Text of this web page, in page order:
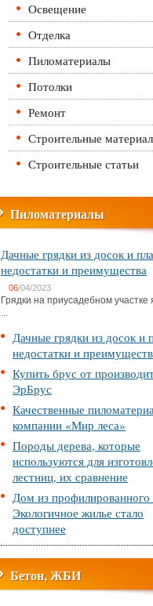
Освещение
Отделка
Пиломатериалы
Потолки
Ремонт
Строительные
Строительные статьи
Пиломатериалы
Дачные грядки из досок и
недостатки и преимущества
06/04/2023
Грядки на приусадебном участке
...
Дачные грядки из досок и
недостатки и
Купить брус от
ЭрБрус
Качественные
компании «Мир леса»
Породы дерева, которые
используются для
лестниц, их сравнение
Дом из профилированного
Экологичное жилье стало
доступнее
Бетон, ЖБИ